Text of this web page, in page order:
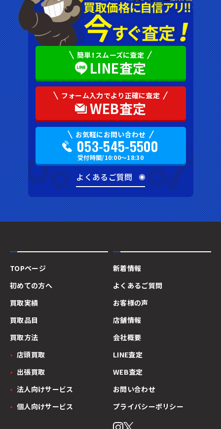
簡単！スムーズに査定
LINE査定
フォーム入力でより正確に査定
WEB査定
お気軽にお問い合わせ
053-545-5500
受付時間/10:00〜18:30
よくあるご質問
TOPページ
初めての方へ
買取実績
買取品目
買取方法
店頭買取
出張買取
法人向けサービス
個人向けサービス
新着情報
よくあるご質問
お客様の声
店舗情報
会社概要
LINE査定
WEB査定
お問い合わせ
プライバシーポリシー